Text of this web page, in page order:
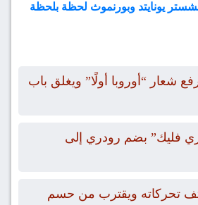
يونايتد وبورنموث لحظة بلحظة
شعار “أوروبا أولًا” ويغلق باب
فليك” بضم رودري إلى
تحركاته ويقترب من حسم